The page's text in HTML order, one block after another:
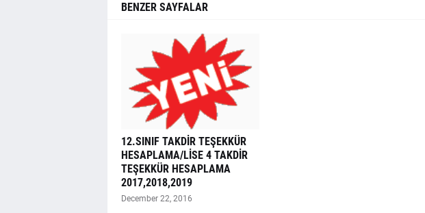
BENZER SAYFALAR
12.SINIF TAKDİR TEŞEKKÜR
HESAPLAMA/LİSE 4 TAKDİR
TEŞEKKÜR HESAPLAMA
2017,2018,2019
December 22, 2016